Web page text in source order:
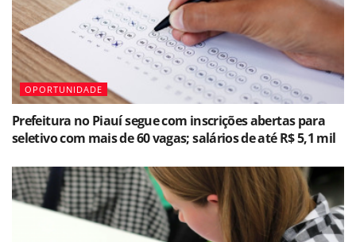
OPORTUNIDADE
Prefeitura no Piauí segue com inscrições abertas para
seletivo com mais de 60 vagas; salários de até R$ 5,1 mil